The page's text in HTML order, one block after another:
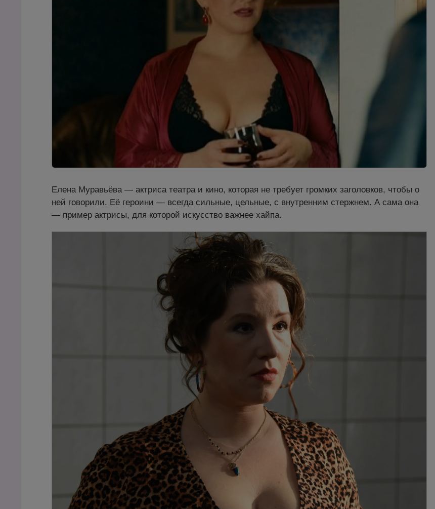
Елена Муравьёва — актриса театра и кино, которая не требует громких заголовков, чтобы о
ней говорили. Её героини — всегда сильные, цельные, с внутренним стержнем. А сама она
— пример актрисы, для которой искусство важнее хайпа.